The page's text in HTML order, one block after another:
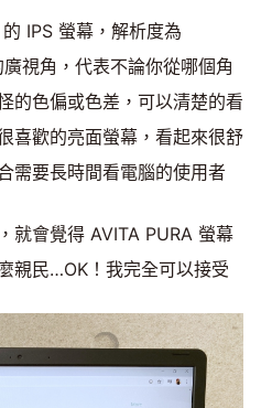
IPS 螢幕，解析度為
視角，代表不論你從哪個角
的色偏或色差，可以清楚的看
喜歡的亮面螢幕，看起來很舒
需要長時間看電腦的使用者
就會覺得 AVITA PURA 螢幕
親民…OK！我完全可以接受